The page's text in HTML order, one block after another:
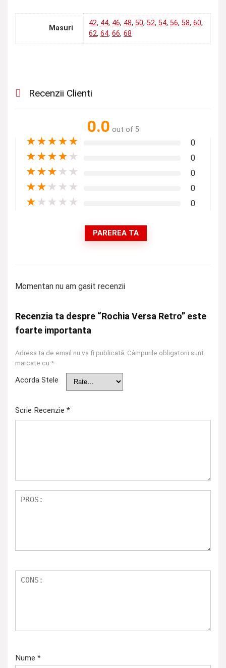
Masuri
42, 44, 46, 48, 50, 52, 54, 56, 58, 60,
62, 64, 66, 68
Recenzii Clienti
0.0 out of 5
★★★★★ 0
★★★★ ★ 0
★★★ ★ ★ 0
★★ ★ ★ ★ 0
★ ★ ★ ★ ★ 0
PAREREA TA
Momentan nu am gasit recenzii
Recenzia ta despre “Rochia Versa Retro” este
foarte importanta
Adresa ta de email nu va fi publicată. Câmpurile obligatorii sunt
marcate cu *
Acorda Stele
Scrie Recenzie *
Nume *